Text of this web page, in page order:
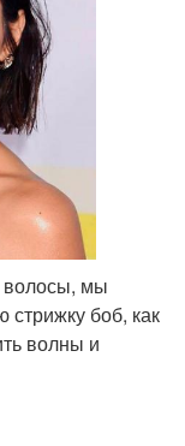
волосы, мы
стрижку боб, как
волны и